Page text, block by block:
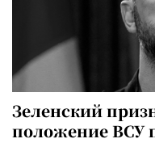
Зеленский
положение ВСУ